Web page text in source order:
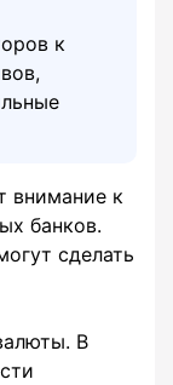
к
внимание к
банков.
сделать
В